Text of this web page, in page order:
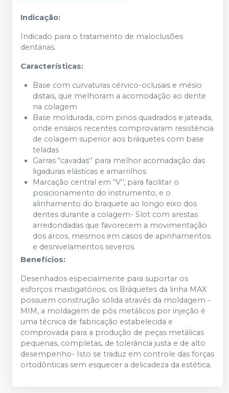
Indicação:
Indicado para o tratamento de maloclusões
dentárias.
Características:
Base com curvaturas cérvico-oclusais e mésio
distais, que melhoram a acomodação ao dente
na colagem
Base moldurada, com pinos quadrados e jateada,
onde ensaios recentes comprovaram resistência
de colagem superior aos bráquetes com base
teladas
Garras “cavadas'' para melhor acomadação das
ligaduras elásticas e amarrilhos
Marcação central em “V'', para facilitar o
posicionamento do instrumento, e o
alinhamento do braquete ao longo eixo dos
dentes durante a colagem- Slot com arestas
arredondadas que favorecem a movimentação
dos arcos, mesmos em casos de apinhamentos
e desnivelamentos severos.
Benefícios:
Desenhados especialmente para suportar os
esforços mastigatórios, os Bráquetes da linha MAX
possuem construção sólida através da moldagem -
MIM, a moldagem de pós metálicos por injeção é
uma técnica de fabricação estabelecida e
comprovada para a produção de peças metálicas
pequenas, completas, de tolerância justa e de alto
desempenho- Isto se traduz em controle das forças
ortodônticas sem esquecer a delicadeza da estética.